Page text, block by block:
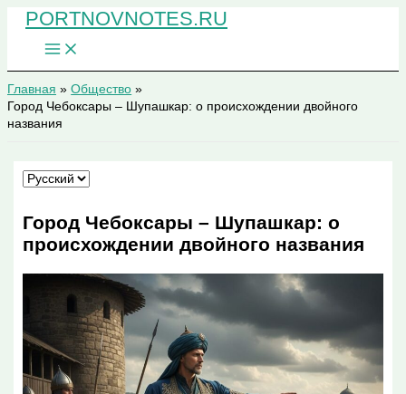
Перейти
содержимому
PORTNOVNOTES.RU
Главная
Общество
Город Чебоксары – Шупашкар: о происхождении двойного
названия
Выбрать
язык
Город Чебоксары – Шупашкар: о
происхождении двойного названия